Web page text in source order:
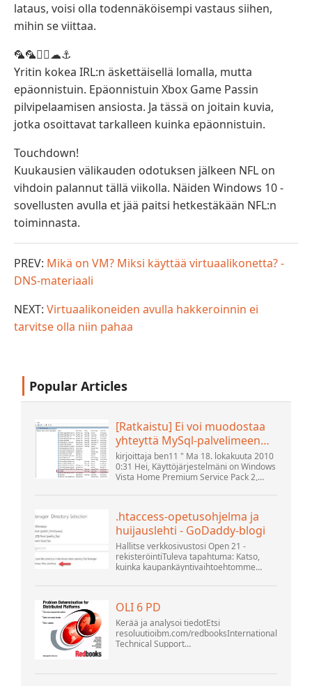
lataus, voisi olla todennäköisempi vastaus siihen,
mihin se viittaa.
🦜🦜🏴‍☠️☁⚓
Yritin kokea IRL:n äskettäisellä lomalla, mutta
epäonnistuin. Epäonnistuin Xbox Game Passin
pilvipelaamisen ansiosta. Ja tässä on joitain kuvia,
jotka osoittavat tarkalleen kuinka epäonnistuin.
Touchdown!
Kuukausien välikauden odotuksen jälkeen NFL on
vihdoin palannut tällä viikolla. Näiden Windows 10 -
sovellusten avulla et jää paitsi hetkestäkään NFL:n
toiminnasta.
PREV: Mikä on VM? Miksi käyttää virtuaalikonetta? -
DNS-materiaali
NEXT: Virtuaalikoneiden avulla hakkeroinnin ei
tarvitse olla niin pahaa
Popular Articles
[Ratkaistu] Ei voi muodostaa
yhteyttä MySql-palvelimeen
localhostilla (10061) (Näytä
aihe) * Apache OpenOffice -
yhteisöfoorumi
kirjoittaja ben11 " Ma 18. lokakuuta 2010
0:31 Hei, Käyttöjärjestelmäni on Windows
Vista Home Premium Service Pack 2,
tietokannan versioon 5.1. Käynnistin
.htaccess-opetusohjelma ja
huijauslehti - GoDaddy-blogi
Hallitse verkkosivustosi Open 21 -
rekisteröintiTuleva tapahtuma: Katso,
kuinka kaupankäyntivaihtoehtomme
muuttuvaan maisemaan GoDaddy Open
Tervetuloa .htacces...
OLI 6 PD
Kerää ja analysoi tiedotEtsi
resoluutioibm.com/redbooksInternational
Technical Support
Distributed Platforms November 2005